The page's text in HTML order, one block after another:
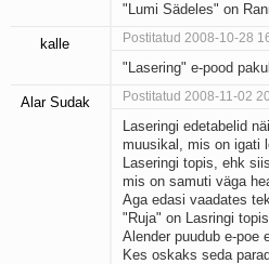
"Lumi Sädeles" on
kalle Postitatud 2008-10-28
"Lasering" e-pood
Alar Sudak Postitatud 2008-11-02
Laseringi edetabelid
muusikal, mis on igati
Laseringi topis, ehk
mis on samuti väga
Aga edasi vaadates
"Ruja" on Lasringi
Alender puudub e-poe
Kes oskaks seda